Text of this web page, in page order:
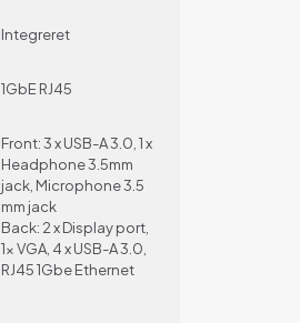
Integreret
1GbE RJ45
Front: 3 x USB-A 3.0, 1 x
Headphone 3.5mm
jack, Microphone 3.5
mm jack
Back: 2 x Display port,
1x VGA, 4 x USB-A 3.0,
RJ45 1Gbe Ethernet